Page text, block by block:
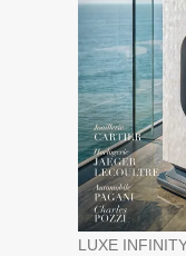
LUXE